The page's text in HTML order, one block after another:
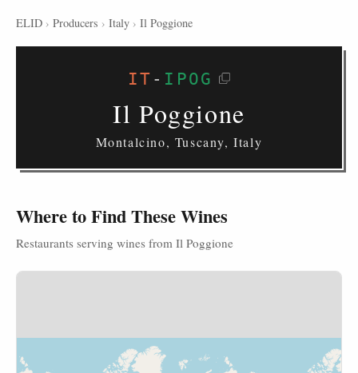
ELID › Producers › Italy › Il Poggione
IT - IPOG
Il Poggione
Montalcino, Tuscany, Italy
Where to Find These Wines
Restaurants serving wines from Il Poggione